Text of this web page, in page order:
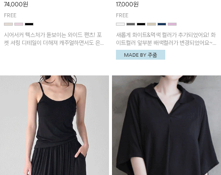
74,000원
FREE
시어서커 텍스처가 돋보이는 와이드 팬츠! 포
켓 셔링 디테일이 더해져 캐주얼하면서도 은은
아이템으로 활용하기 좋아요~
17,000원
FREE
새롭게 화이트&먹색 컬러가 추가되었어요! 화
이트컬러 앞부분 배색컬러가 변경되었어요~
중앙 린넨배색으로 유니크하면서 페이즐리 패
턴으로 감각적인 분위기를 연출이 가능한 티셔